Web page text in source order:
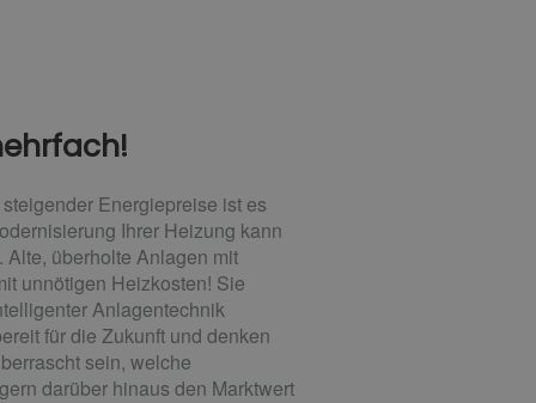
Energiepreise ist es
Ihrer Heizung kann
überholte Anlagen mit
unnötigen Heizkosten! Sie
Anlagen­technik
für die Zukunft und denken
sein, welche
darüber hinaus den Marktwert